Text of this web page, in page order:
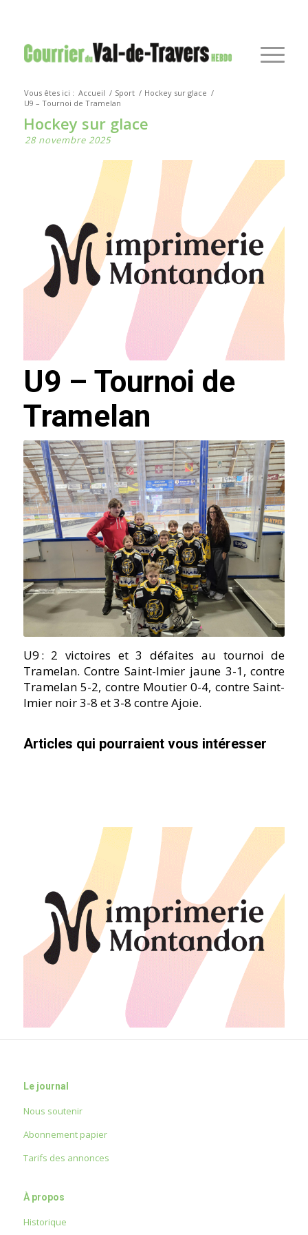
Vous êtes ici : Accueil / Sport / Hockey sur glace /
U9 – Tournoi de Tramelan
Hockey sur glace
28 novembre 2025
U9 – Tournoi de
Tramelan
U9 : 2 victoires et 3 défaites au tournoi de
Tramelan. Contre Saint-Imier jaune 3-1, contre
Tramelan 5-2, contre Moutier 0-4, contre Saint-
Imier noir 3-8 et 3-8 contre Ajoie.
Articles qui pourraient vous intéresser
Le journal
Nous soutenir
Abonnement papier
Tarifs des annonces
À propos
Historique